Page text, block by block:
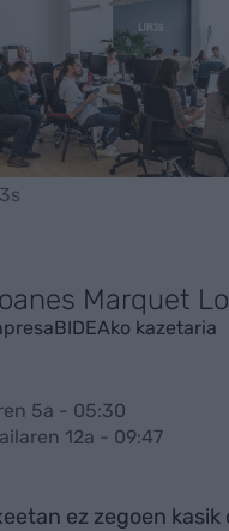
Marquet
kazetaria
5a - 05:30
12a - 09:47
ez zegoen kasik